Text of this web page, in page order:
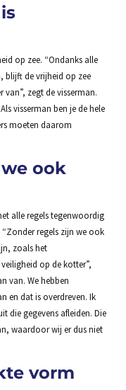
op zee. “Ondanks alle
blijft de vrijheid op zee
van”, zegt de visserman.
visserman ben je de hele
moeten daarom
ook
alle regels tegenwoordig
regels zijn we ook
zoals het
op de kotter”,
van. We hebben
en dat is overdreven. Ik
die gegevens afleiden. Die
waardoor wij er dus niet
vorm